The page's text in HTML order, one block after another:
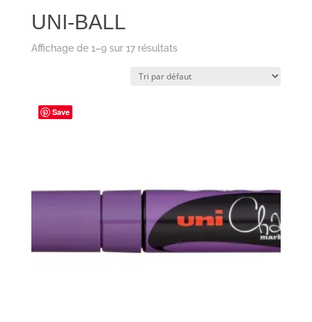
UNI-BALL
Affichage de 1–9 sur 17 résultats
Save